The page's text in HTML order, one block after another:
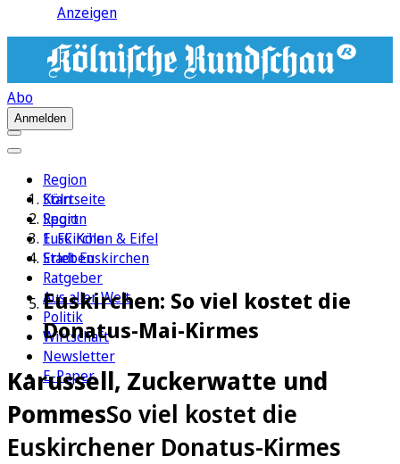
Anzeigen
Abo
Anmelden
Region
Köln
Sport
1. FC Köln
Erleben
Ratgeber
Aus aller Welt
Politik
Wirtschaft
Newsletter
E-Paper
Startseite
Region
Euskirchen & Eifel
Stadt Euskirchen
Euskirchen: So viel kostet die
Donatus-Mai-Kirmes
Karussell, Zuckerwatte und
PommesSo viel kostet die
Euskirchener Donatus-Kirmes